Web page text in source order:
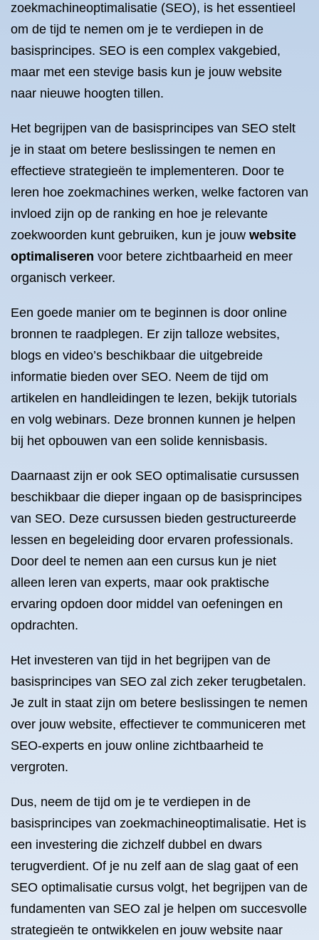
zoekmachineoptimalisatie (SEO), is het essentieel
om de tijd te nemen om je te verdiepen in de
basisprincipes. SEO is een complex vakgebied,
maar met een stevige basis kun je jouw website
naar nieuwe hoogten tillen.
Het begrijpen van de basisprincipes van SEO stelt
je in staat om betere beslissingen te nemen en
effectieve strategieën te implementeren. Door te
leren hoe zoekmachines werken, welke factoren van
invloed zijn op de ranking en hoe je relevante
zoekwoorden kunt gebruiken, kun je jouw website
optimaliseren voor betere zichtbaarheid en meer
organisch verkeer.
Een goede manier om te beginnen is door online
bronnen te raadplegen. Er zijn talloze websites,
blogs en video’s beschikbaar die uitgebreide
informatie bieden over SEO. Neem de tijd om
artikelen en handleidingen te lezen, bekijk tutorials
en volg webinars. Deze bronnen kunnen je helpen
bij het opbouwen van een solide kennisbasis.
Daarnaast zijn er ook SEO optimalisatie cursussen
beschikbaar die dieper ingaan op de basisprincipes
van SEO. Deze cursussen bieden gestructureerde
lessen en begeleiding door ervaren professionals.
Door deel te nemen aan een cursus kun je niet
alleen leren van experts, maar ook praktische
ervaring opdoen door middel van oefeningen en
opdrachten.
Het investeren van tijd in het begrijpen van de
basisprincipes van SEO zal zich zeker terugbetalen.
Je zult in staat zijn om betere beslissingen te nemen
over jouw website, effectiever te communiceren met
SEO-experts en jouw online zichtbaarheid te
vergroten.
Dus, neem de tijd om je te verdiepen in de
basisprincipes van zoekmachineoptimalisatie. Het is
een investering die zichzelf dubbel en dwars
terugverdient. Of je nu zelf aan de slag gaat of een
SEO optimalisatie cursus volgt, het begrijpen van de
fundamenten van SEO zal je helpen om succesvolle
strategieën te ontwikkelen en jouw website naar